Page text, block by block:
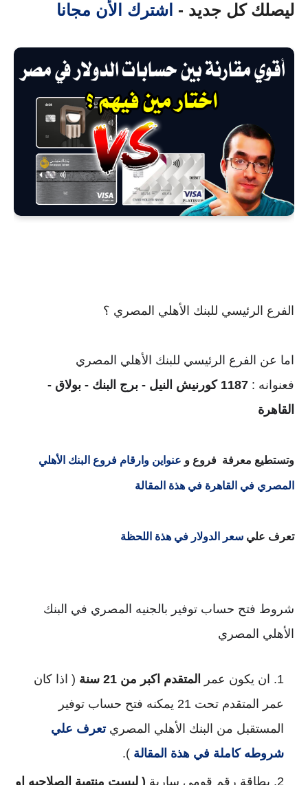
ليصلك كل جديد - اشترك الأن مجانا
الفرع الرئيسي للبنك الأهلي المصري ؟
اما عن الفرع الرئيسي للبنك الأهلي المصري
فعنوانه :
1187 كورنيش النيل - برج البنك - بولاق -
القاهرة
وتستطيع معرفة فروع و عنواين وارقام فروع البنك الأهلي
المصري في القاهرة في هذة المقالة
تعرف علي سعر الدولار في هذة اللحظة
شروط فتح حساب توفير بالجنيه المصري في البنك
الأهلي المصري
ان يكون عمر المتقدم اكبر من 21 سنة
( اذا كان
عمر المتقدم تحت 21 يمكنه فتح حساب توفير
المستقبل من البنك الأهلي المصريتعرف علي
شروطه كاملة في هذة المقالة ).
بطاقة رقم قومي سارية ( ليست منتهية الصلاحيه او